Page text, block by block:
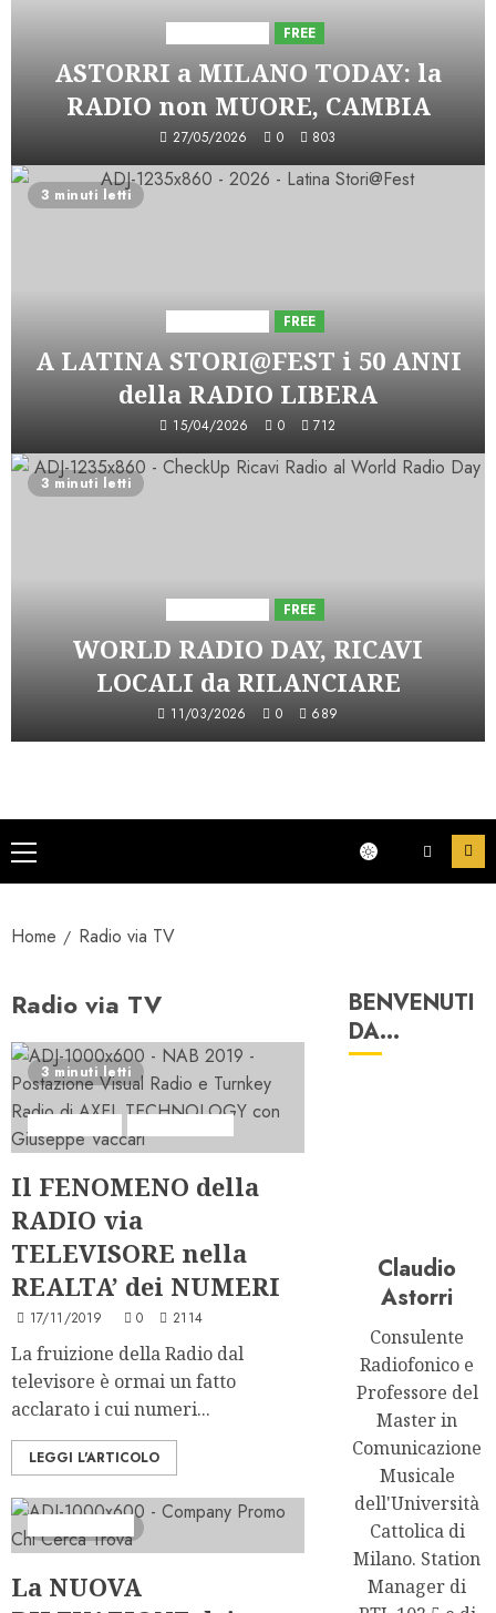
FREE
ASTORRI a MILANO TODAY: la
RADIO non MUORE, CAMBIA
27/05/2026 0 803
3 minuti letti
FREE
A LATINA STORI@FEST i 50 ANNI
della RADIO LIBERA
15/04/2026 0 712
3 minuti letti
FREE
WORLD RADIO DAY, RICAVI
LOCALI da RILANCIARE
11/03/2026 0 689
Menu
principale
Home Radio via TV
Radio via TV
3 minuti letti
Il FENOMENO della
RADIO via
TELEVISORE nella
REALTA’ dei NUMERI
17/11/2019 0 2114
La fruizione della Radio dal
televisore è ormai un fatto
acclarato i cui numeri...
LEGGI L'ARTICOLO
La NUOVA
BENVENUTI
DA…
Claudio
Astorri
Consulente
Radiofonico e
Professore del
Master in
Comunicazione
Musicale
dell'Università
Cattolica di
Milano. Station
Manager di